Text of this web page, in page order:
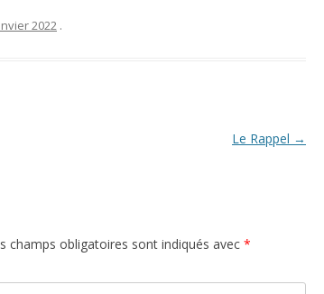
2022 .
Le Rappel →
champs obligatoires sont indiqués avec *